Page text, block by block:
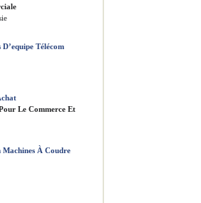
D’equipe Télécom
Le Commerce Et
Machines À Coudre